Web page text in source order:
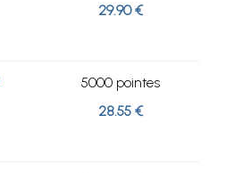
29.90 €
5000 pointes
28.55 €